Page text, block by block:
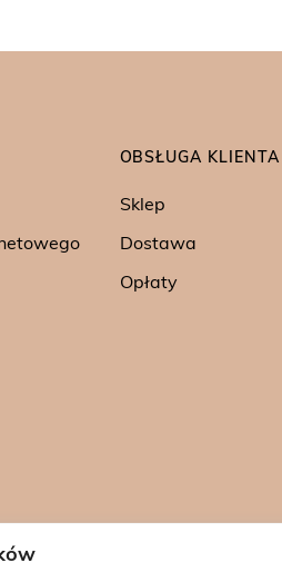
OBSŁUGA KLIENTA
Sklep
Dostawa
Opłaty